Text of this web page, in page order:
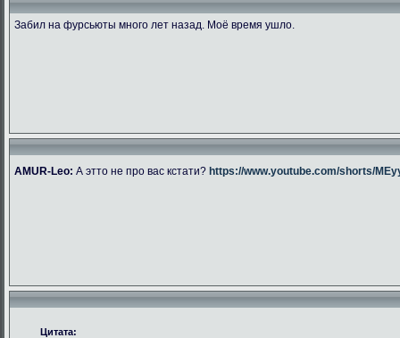
Забил на фурсьюты много лет назад. Моё время ушло.
AMUR-Leo: А этто не про вас кстати? https://www.youtube.com/shorts/
Цитата: